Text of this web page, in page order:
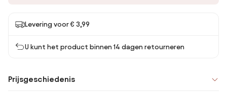
Levering voor € 3,99
U kunt het product binnen 14 dagen retourneren
Prijsgeschiedenis